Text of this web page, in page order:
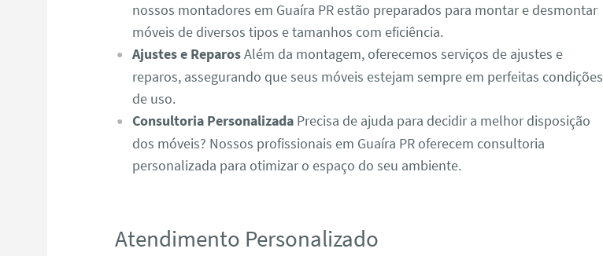
nossos montadores em Guaíra PR estão preparados para montar e desmontar
móveis de diversos tipos e tamanhos com eficiência.
Ajustes e ReparosAlém da montagem, oferecemos serviços de ajustes e
reparos, assegurando que seus móveis estejam sempre em perfeitas condições
de uso.
Consultoria PersonalizadaPrecisa de ajuda para decidir a melhor disposição
dos móveis? Nossos profissionais em Guaíra PR oferecem consultoria
personalizada para otimizar o espaço do seu ambiente.
Atendimento Personalizado